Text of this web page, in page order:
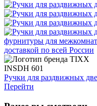
INSDH 601
Ручки для раздвижных
Перейти